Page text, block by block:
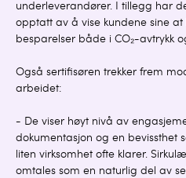
underleverandører. I tillegg har
opptatt av å vise kundene sine
besparelser både i CO₂-avtrykk
Også sertifisøren trekker frem
arbeidet:
- De viser høyt nivå av
dokumentasjon og en bevissthet
liten virksomhet ofte klarer.
omtales som en naturlig del av